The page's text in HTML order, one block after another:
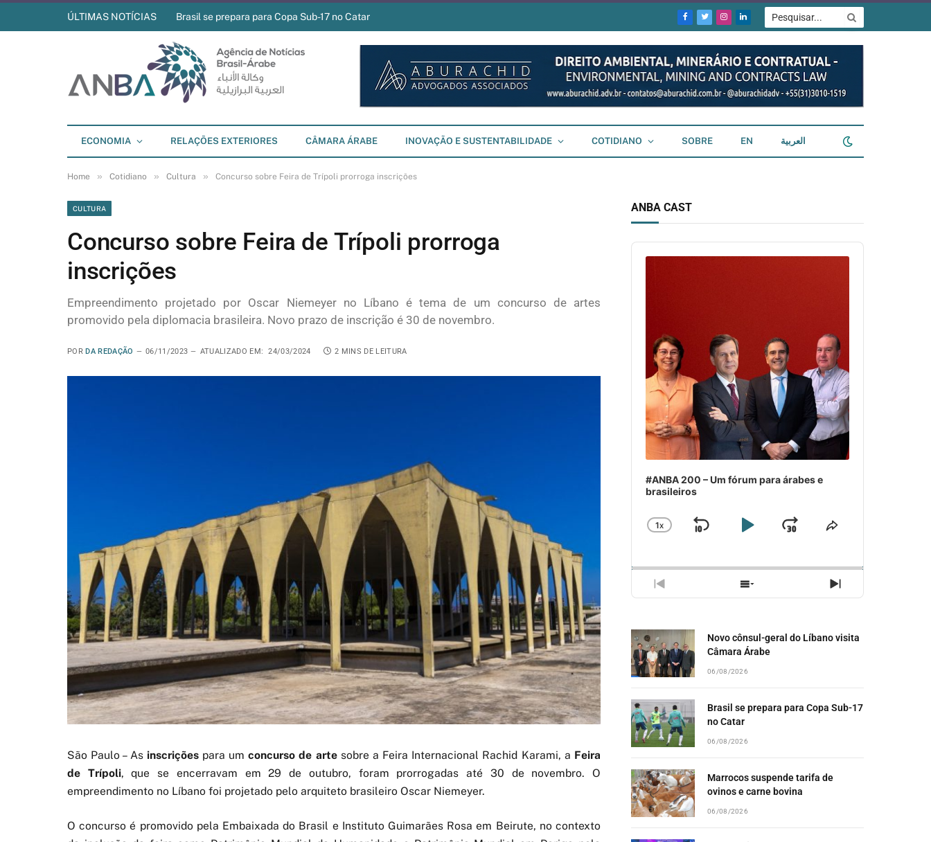
ÚLTIMAS NOTÍCIAS Brasil se prepara para Copa Sub-17 no Catar
Facebook
TwitterInstagram
LinkedIn
ECONOMIA RELAÇÕES EXTERIORES CÂMARA ÁRABE INOVAÇÃO E SUSTENTABILIDADE COTIDIANO SOBRE EN العربية
Home » Cotidiano » Cultura » Concurso sobre Feira de Trípoli prorroga inscrições
CULTURA
Concurso sobre Feira de Trípoli prorroga
inscrições
Empreendimento projetado por Oscar Niemeyer no Líbano é tema de um concurso de artes
promovido pela diplomacia brasileira. Novo prazo de inscrição é 30 de novembro.
POR DA REDAÇÃO 06/11/2023 ATUALIZADO EM: 24/03/2024 2 MINS DE LEITURA
São Paulo – As inscriçõespara umconcurso de artesobre a Feira Internacional Rachid Karami, a Feira
de Trípoli, que se encerravam em 29 de outubro, foram prorrogadas até 30 de novembro. O
empreendimento no Líbano foi projetado pelo arquiteto brasileiro Oscar Niemeyer.
O concurso é promovido pela Embaixada do Brasil e Instituto Guimarães Rosa em Beirute, no contexto
ANBA CAST
Audio
Player
#ANBA 200 – Um fórum para árabes e
brasileiros
CHANGE
1X
SKIPPLAYJUMP
PREVIOUS
EPISODE
SHOW
EPISODES
NEXT
EPISODE
Novo cônsul-geral do Líbano visita
Câmara Árabe
06/08/2026
Brasil se prepara para Copa Sub-17
no Catar
06/08/2026
Marrocos suspende tarifa de
ovinos e carne bovina
06/08/2026